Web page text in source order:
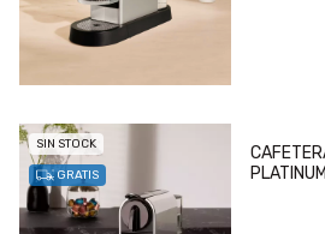
SIN STOCK
GRATIS